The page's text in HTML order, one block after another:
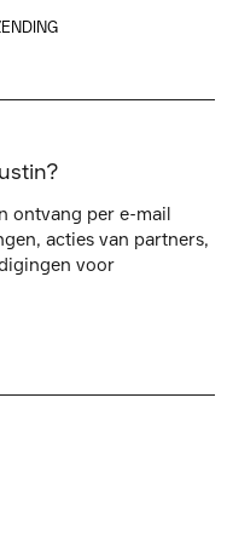
ontvang per e-mail
acties van partners,
voor